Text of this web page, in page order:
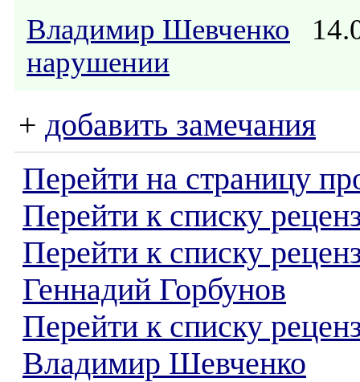
Владимир Шевченко
нарушении
+ добавить замечания
Перейти на страницу
Перейти к списку
Перейти к списку
Геннадий Горбунов
Перейти к списку
Владимир Шевченко